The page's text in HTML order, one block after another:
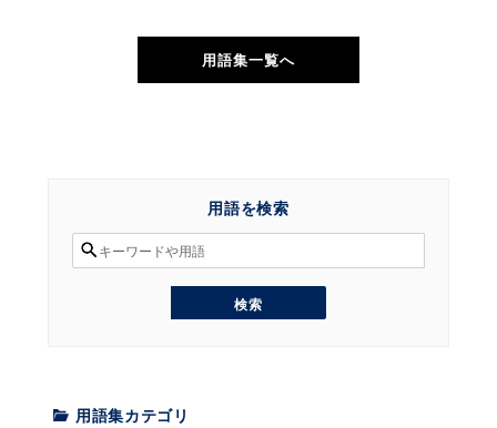
用語集一覧へ
用語を検索
用語集カテゴリ